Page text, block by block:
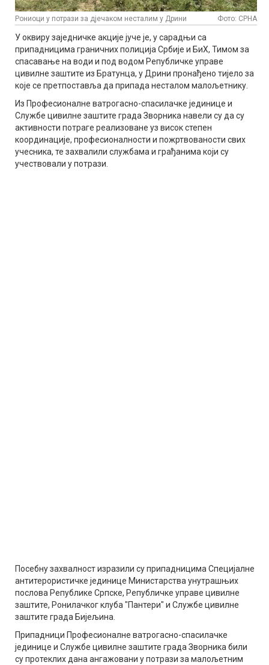
Рониоци у потрази за дјечаком несталим у Дрини Фото: СРНА
У оквиру заједничке акције јуче је, у сарадњи са
припадницима граничних полиција Србије и БиХ, Тимом за
спасавање на води и под водом Републичке управе
цивилне заштите из Братунца, у Дрини пронађено тијело за
које се претпоставља да припада несталом малољетнику.
Из Професионалне ватрогасно-спасилачке јединице и
Службе цивилне заштите града Зворника навели су да су
активности потраге реализоване уз висок степен
координације, професионалности и пожртвованости свих
учесника, те захвалили службама и грађанима који су
учествовали у потрази.
Посебну захвалност изразили су припадницима Специјалне
антитерористичке јединице Министарства унутрашњих
послова Републике Српске, Републичке управе цивилне
заштите, Ронилачког клуба "Пантери" и Службе цивилне
заштите града Бијељина.
Припадници Професионалне ватрогасно-спасилачке
јединице и Службе цивилне заштите града Зворника били
су протеклих дана ангажовани у потрази за малољетним